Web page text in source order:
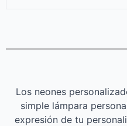
Los neones
simple lámpara
expresión de tu